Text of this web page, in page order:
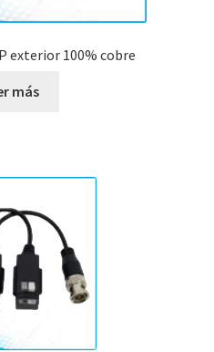
exterior 100% cobre
más